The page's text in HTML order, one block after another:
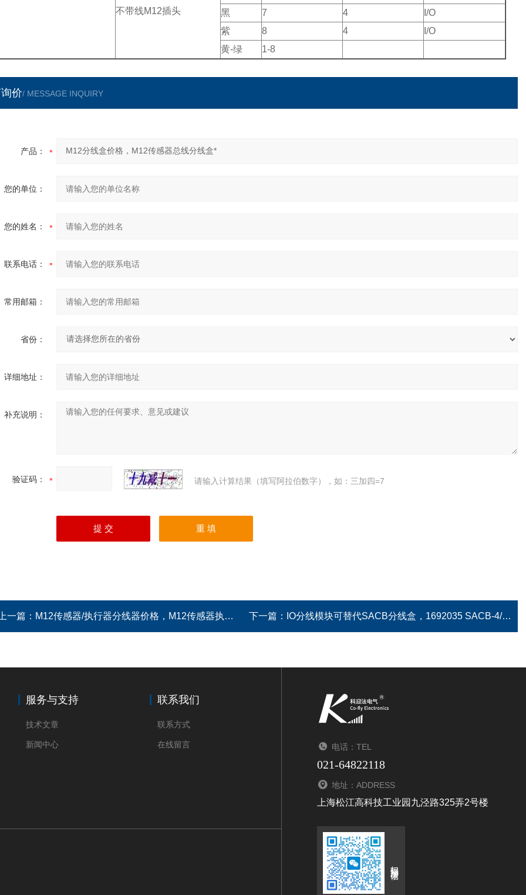
不带线M12插头
黑
7 4
I/O
紫
8 4
I/O
黄-绿
1-8
价/ MESSAGE INQUIRY
产品：
您的单位：
您的姓名：
联系电话：
常用邮箱：
省份：
详细地址：
补充说明：
验证码： 请输入计算结果（填写阿拉伯数字），如：三加四=7
一篇： M12传感器/执行器分线器价格，M12传感器执行器接线盒厂家 下一篇： IO分线模块可替代SACB分线盒，1692035 SACB-4/8-SC
服务与支持
技术文章
新闻中心
联系我们
联系方式
在线留言 电话：TEL
021-64822118
地址：ADDRESS
上海松江高科技工业园九泾路325弄2号楼